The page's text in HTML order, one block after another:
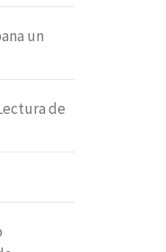
un
de